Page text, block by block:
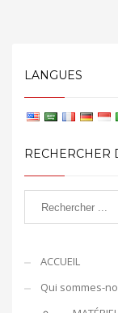
LANGUES
RECHERCHER
ACCUEIL
Qui sommes-